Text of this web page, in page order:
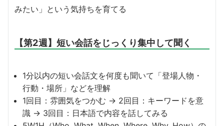
みたい」という気持ちを育てる
【第2週】短い会話をじっくり集中して聞く
1分以内の短い会話文を何度も聞いて「登場人物・
行動・場所」などを理解
1回目：雰囲気をつかむ → 2回目：キーワードを意
識 → 3回目：日本語で内容を話してみる